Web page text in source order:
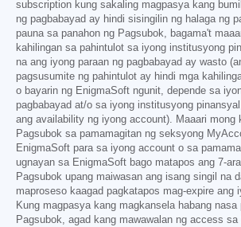
subscription kung sakaling magpasya kang
ng pagbabayad ay hindi sisingilin ng halaga ng
pauna sa panahon ng Pagsubok, bagama't
kahilingan sa pahintulot sa iyong institusyong
na ang iyong paraan ng pagbabayad ay wasto
pagsusumite ng pahintulot ay hindi mga
o bayarin ng EnigmaSoft ngunit, depende sa
pagbabayad at/o sa iyong institusyong
ang availability ng iyong account). Maaari mong
Pagsubok sa pamamagitan ng seksyong
EnigmaSoft para sa iyong account o sa
ugnayan sa EnigmaSoft bago matapos ang 7-
Pagsubok upang maiwasan ang isang singil na
maproseso kaagad pagkatapos mag-expire ang
Kung magpasya kang magkansela habang nasa
Pagsubok, agad kang mawawalan ng access